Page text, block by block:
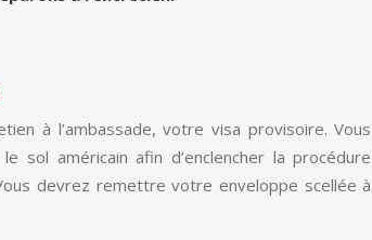
à l’ambassade, votre visa provisoire. Vous
américain afin d’enclencher la procédure
devrez remettre votre enveloppe scellée à